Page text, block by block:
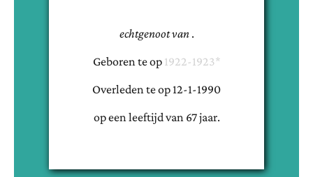
echtgenoot van .
Geboren teop 1922-1923*
Overleden teop 12-1-1990
op een leeftijd van 67jaar.